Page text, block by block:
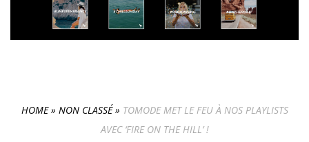
HOME» NON CLASSÉ» TOMODE MET LE FEU À NOS PLAYLISTS
AVEC ‘FIRE ON THE HILL’ !